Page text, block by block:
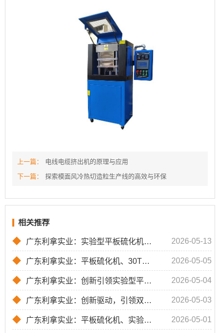
上一篇：
电线电缆挤出机的原理与应用
下一篇：
探索模面风冷热切造粒生产线的高效与环保
相关推荐
◆ 广东利拿实业：实验型平板硫化机、30T硫化机与小型硫化机的专业解决方案 2026-05-13
◆ 广东利拿实业：平板硫化机、30T硫化机、小型硫化机 2026-05-05
◆ 广东利拿实业：创新引领实验型平板硫化机、双层平板硫化机及30T硫化机 2026-05-04
◆ 广东利拿实业：创新驱动，引领双层平板硫化机、30T硫化机及小型硫化机行业发展 2026-05-03
◆ 广东利拿实业：平板硫化机、实验型平板硫化机与30T硫化机的卓越品质 2026-05-01